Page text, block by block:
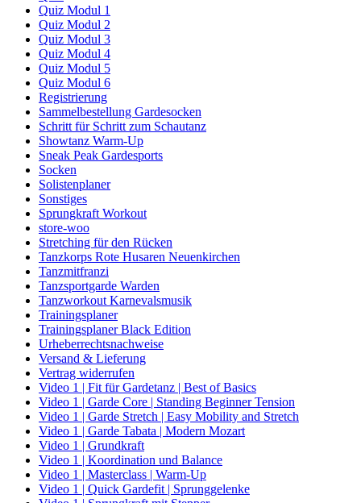
Quiz Modul 1
Quiz Modul 2
Quiz Modul 3
Quiz Modul 4
Quiz Modul 5
Quiz Modul 6
Registrierung
Sammelbestellung Gardesocken
Schritt für Schritt zum Schautanz
Showtanz Warm-Up
Sneak Peak Gardesports
Socken
Solistenplaner
Sonstiges
Sprungkraft Workout
store-woo
Stretching für den Rücken
Tanzkorps Rote Husaren Neuenkirchen
Tanzmitfranzi
Tanzsportgarde Warden
Tanzworkout Karnevalsmusik
Trainingsplaner
Trainingsplaner Black Edition
Urheberrechtsnachweise
Versand & Lieferung
Vertrag widerrufen
Video 1 | Fit für Gardetanz | Best of Basics
Video 1 | Garde Core | Standing Beginner Tension
Video 1 | Garde Stretch | Easy Mobility and Stretch
Video 1 | Garde Tabata | Modern Mozart
Video 1 | Grundkraft
Video 1 | Koordination und Balance
Video 1 | Masterclass | Warm-Up
Video 1 | Quick Gardefit | Sprunggelenke